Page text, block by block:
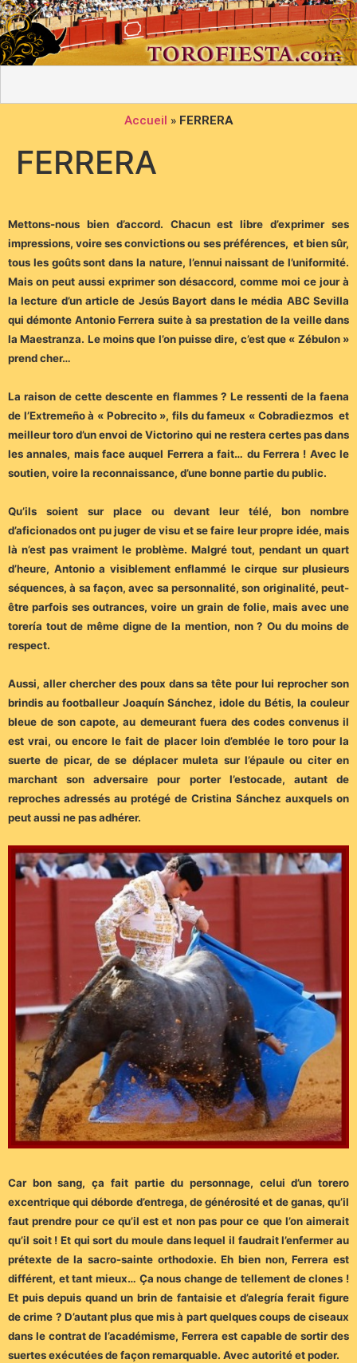
Accueil » FERRERA
FERRERA
Mettons-nous bien d’accord. Chacun est libre d’exprimer ses
impressions, voire ses convictions ou ses préférences, et bien sûr,
tous les goûts sont dans la nature, l’ennui naissant de l’uniformité.
Mais on peut aussi exprimer son désaccord, comme moi ce jour à
la lecture d’un article de Jesús Bayort dans le média ABC Sevilla
qui démonte Antonio Ferrera suite à sa prestation de la veille dans
la Maestranza. Le moins que l’on puisse dire, c’est que « Zébulon »
prend cher…
La raison de cette descente en flammes ? Le ressenti de la faena
de l’Extremeño à « Pobrecito », fils du fameux « Cobradiezmos et
meilleur toro d’un envoi de Victorino qui ne restera certes pas dans
les annales, mais face auquel Ferrera a fait… du Ferrera ! Avec le
soutien, voire la reconnaissance, d’une bonne partie du public.
Qu’ils soient sur place ou devant leur télé, bon nombre
d’aficionados ont pu juger de visu et se faire leur propre idée, mais
là n’est pas vraiment le problème. Malgré tout, pendant un quart
d’heure, Antonio a visiblement enflammé le cirque sur plusieurs
séquences, à sa façon, avec sa personnalité, son originalité, peut-
être parfois ses outrances, voire un grain de folie, mais avec une
torería tout de même digne de la mention, non ? Ou du moins de
respect.
Aussi, aller chercher des poux dans sa tête pour lui reprocher son
brindis au footballeur Joaquín Sánchez, idole du Bétis, la couleur
bleue de son capote, au demeurant fuera des codes convenus il
est vrai, ou encore le fait de placer loin d’emblée le toro pour la
suerte de picar, de se déplacer muleta sur l’épaule ou citer en
marchant son adversaire pour porter l’estocade, autant de
reproches adressés au protégé de Cristina Sánchez auxquels on
peut aussi ne pas adhérer.
Car bon sang, ça fait partie du personnage, celui d’un torero
excentrique qui déborde d’entrega, de générosité et de ganas, qu’il
faut prendre pour ce qu’il est et non pas pour ce que l’on aimerait
qu’il soit ! Et qui sort du moule dans lequel il faudrait l’enfermer au
prétexte de la sacro-sainte orthodoxie. Eh bien non, Ferrera est
différent, et tant mieux… Ça nous change de tellement de clones !
Et puis depuis quand un brin de fantaisie et d’alegría ferait figure
de crime ? D’autant plus que mis à part quelques coups de ciseaux
dans le contrat de l’académisme, Ferrera est capable de sortir des
suertes exécutées de façon remarquable. Avec autorité et poder.